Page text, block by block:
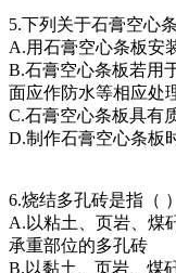
5.下列关于石膏空心
A.用石膏空心条板安
B.石膏空心条板若用
面应作防水等相应处
C.石膏空心条板具有
D.制作石膏空心条板
6.烧结多孔砖是指（ ）
A.以粘土、页岩、煤
承重部位的多孔砖
B.以黏土、页岩、煤